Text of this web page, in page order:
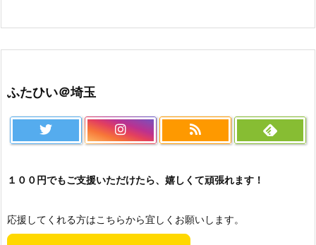
ふたひい＠埼玉
１００円でもご支援いただけたら、嬉しくて頑張れます！
応援してくれる方はこちらから宜しくお願いします。